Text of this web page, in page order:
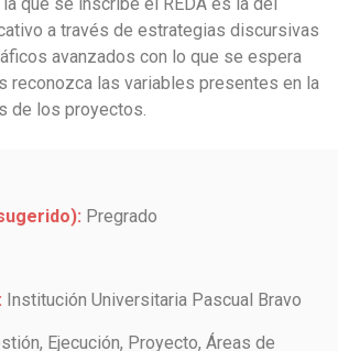
a través de estrategias discursivas
avanzados con lo que se espera
reconozca las variables presentes en la
de los proyectos.
Pregrado
Institución Universitaria Pascual Bravo
Ejecución, Proyecto, Áreas de